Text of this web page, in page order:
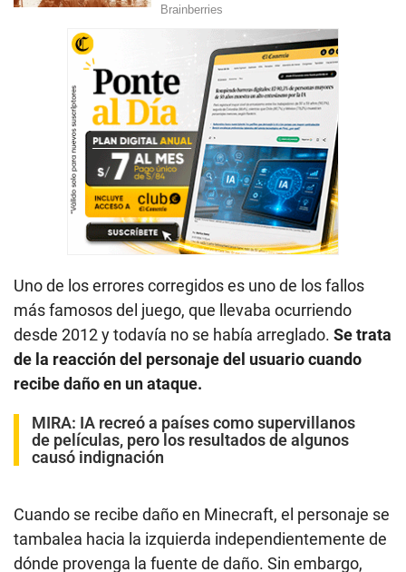
Uno de los errores corregidos es uno de los fallos
más famosos del juego, que llevaba ocurriendo
desde 2012 y todavía no se había arreglado. Se trata
de la reacción del personaje del usuario cuando
recibe daño en un ataque.
MIRA: IA recreó a países como supervillanos
de películas, pero los resultados de algunos
causó indignación
Cuando se recibe daño en Minecraft, el personaje se
tambalea hacia la izquierda independientemente de
dónde provenga la fuente de daño. Sin embargo,